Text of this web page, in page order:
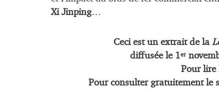
Xi Jinping…
Ceci est un extrait de la
diffusée le 1er
Pour lire
Pour consulter gratuitement le